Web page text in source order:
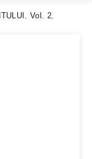
Vol. 2.